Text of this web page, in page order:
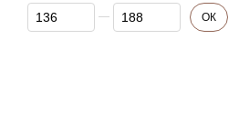
Від Ціна, грн
До Ціна, грн ОК